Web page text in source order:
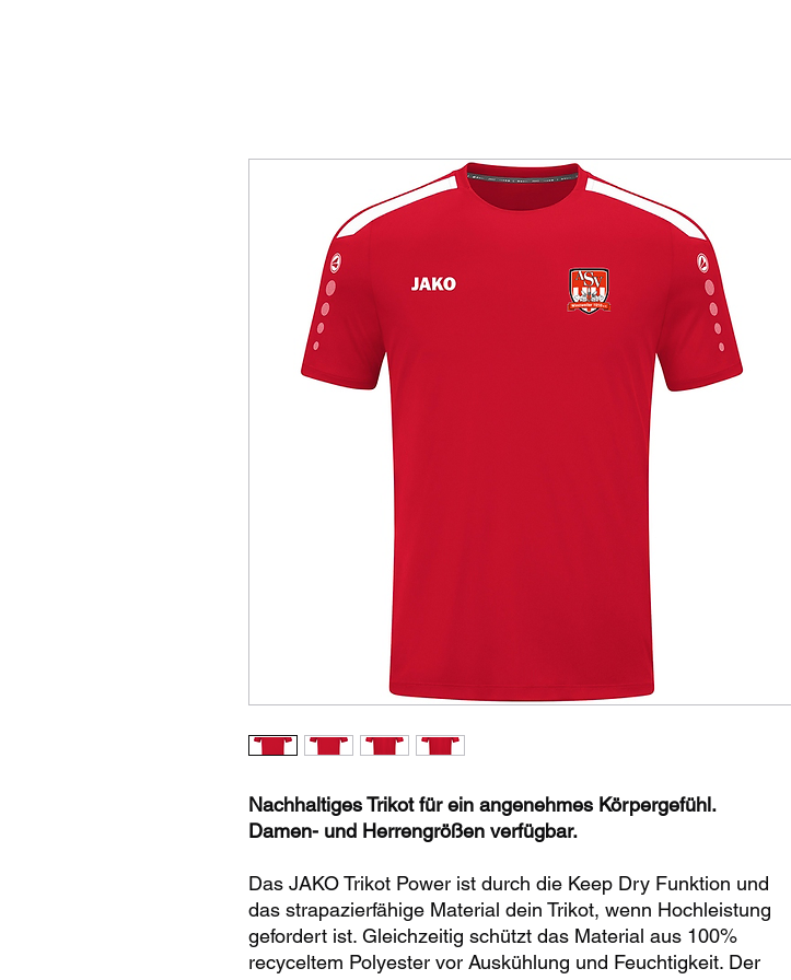
Nachhaltiges Trikot für ein angenehmes Körpergefühl.
Damen- und Herrengrößen verfügbar.
Das JAKO Trikot Power ist durch die Keep Dry Funktion und
das strapazierfähige Material dein Trikot, wenn Hochleistung
gefordert ist. Gleichzeitig schützt das Material aus 100%
recyceltem Polyester vor Auskühlung und Feuchtigkeit. Der